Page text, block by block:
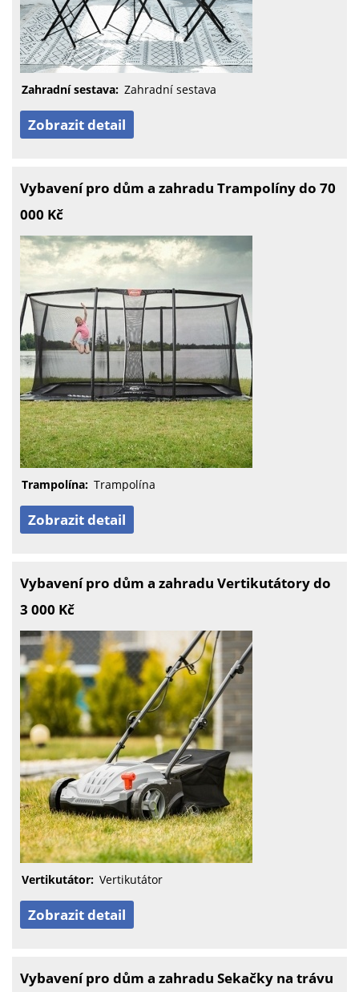
Zahradní sestava: Zahradní sestava
Zobrazit detail
Vybavení pro dům a zahradu Trampolíny do 70
000 Kč
Trampolína: Trampolína
Zobrazit detail
Vybavení pro dům a zahradu Vertikutátory do
3 000 Kč
Vertikutátor: Vertikutátor
Zobrazit detail
Vybavení pro dům a zahradu Sekačky na trávu